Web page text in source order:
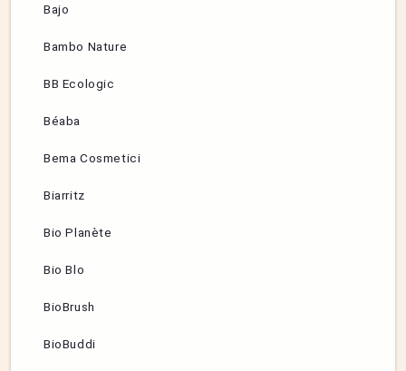
Bajo
Bambo Nature
BB Ecologic
Béaba
Bema Cosmetici
Biarritz
Bio Planète
Bio Blo
BioBrush
BioBuddi